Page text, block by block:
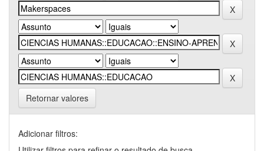
Retornar valores
Adicionar filtros: